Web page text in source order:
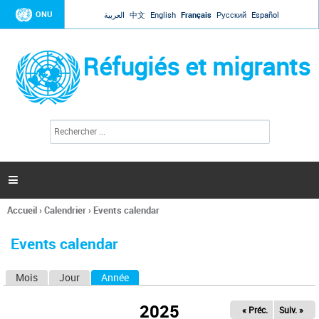
Jump to navigation
ONU العربية 中文 English Français Русский Español
Réfugiés et migrants
l
c
h
e

Vous
ici
Accueil›Calendrier› Events calendar
Events calendar
Mois Jour Année
2025 « Préc. Suiv. »